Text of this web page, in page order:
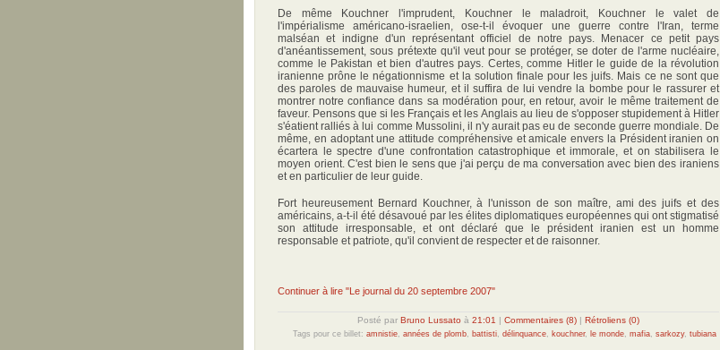
De même Kouchner l'imprudent, Kouchner le maladroit, Kouchner le valet de
l'impérialisme américano-israelien, ose-t-il évoquer une guerre contre l'Iran, terme
malséan et indigne d'un représentant officiel de notre pays. Menacer ce petit pays
d'anéantissement, sous prétexte qu'il veut pour se protéger, se doter de l'arme nucléaire,
comme le Pakistan et bien d'autres pays. Certes, comme Hitler le guide de la révolution
iranienne prône le négationnisme et la solution finale pour les juifs. Mais ce ne sont que
des paroles de mauvaise humeur, et il suffira de lui vendre la bombe pour le rassurer et
montrer notre confiance dans sa modération pour, en retour, avoir le même traitement de
faveur. Pensons que si les Français et les Anglais au lieu de s'opposer stupidement à Hitler
s'éatient ralliés à lui comme Mussolini, il n'y aurait pas eu de seconde guerre mondiale. De
même, en adoptant une attitude compréhensive et amicale envers la Président iranien on
écartera le spectre d'une confrontation catastrophique et immorale, et on stabilisera le
moyen orient. C'est bien le sens que j'ai perçu de ma conversation avec bien des iraniens
et en particulier de leur guide.
Fort heureusement Bernard Kouchner, à l'unisson de son maître, ami des juifs et des
américains, a-t-il été désavoué par les élites diplomatiques européennes qui ont stigmatisé
son attitude irresponsable, et ont déclaré que le président iranien est un homme
responsable et patriote, qu'il convient de respecter et de raisonner.
Continuer à lire "Le journal du 20 septembre 2007"
Posté par Bruno Lussato à 21:01 | Commentaires (8) | Rétroliens (0)
Tags pour ce billet: amnistie années de plomb battisti délinquance kouchner, le monde mafia sarkozy, tubiana